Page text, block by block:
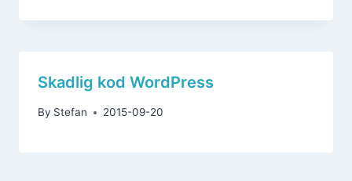
Skadlig kod WordPress
By Stefan 2015-09-20